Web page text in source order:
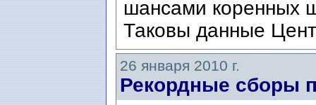
шансами коренных
Таковы данные
26 января 2010 г.
Рекордные сборы